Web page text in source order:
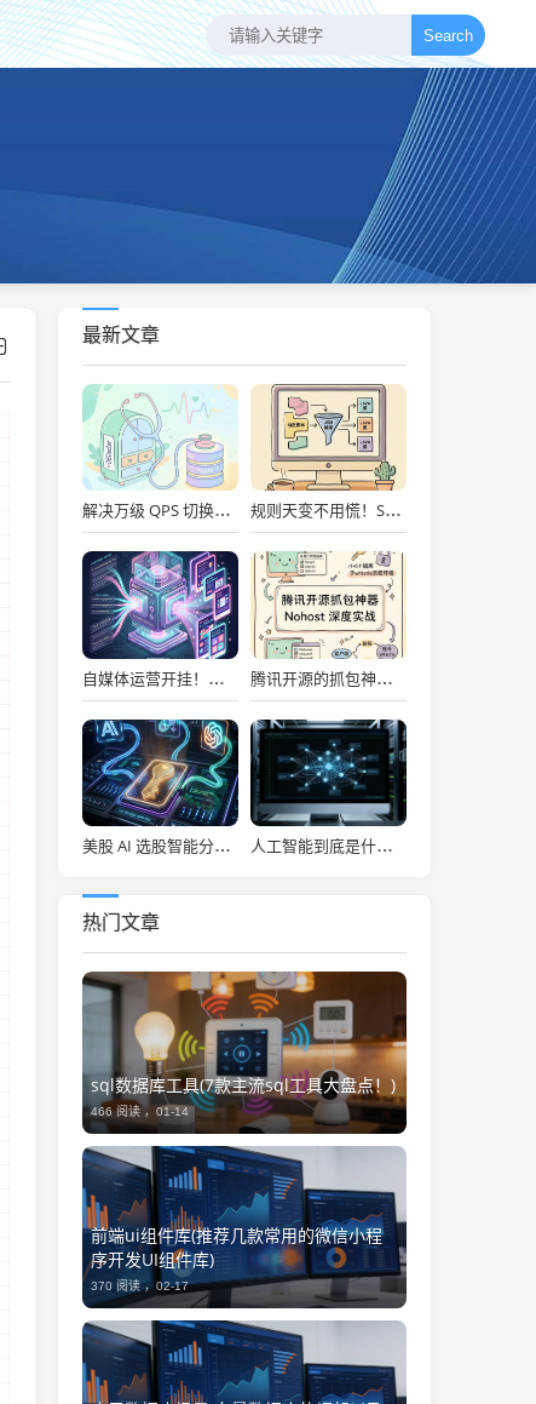
Search
最新文章
解决万级 QPS 切换抖动！开源 DBDoctor 实战：内核级数据库性能洞察与慢 SQL 自动优化 规则天变不用慌！Spring Boot + Groovy 动态脚本实战：秒级上线、Metaspace防爆舱与安全沙箱治理
自媒体运营开挂！吹爆宝玉老师自媒体提效神器，小红书信息图、幻灯片一键秒级生成！ 腾讯开源的抓包神器，让前端彻底告别频繁切环境的噩梦！
美股 AI 选股智能分析系统，每日决策仪表盘自动推送！ 人工智能到底是什么(“人工智能”该叫啥？)
热门文章
sql数据库工具(7款主流sql工具大盘点！)
466 阅读 ，01-14
前端ui组件库(推荐几款常用的微信小程
序开发UI组件库)
370 阅读 ，02-17